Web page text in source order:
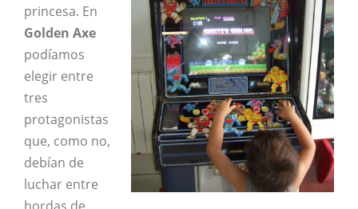
princesa. En
Golden Axe
podíamos
elegir entre
tres
protagonistas
que, como no,
debían de
luchar entre